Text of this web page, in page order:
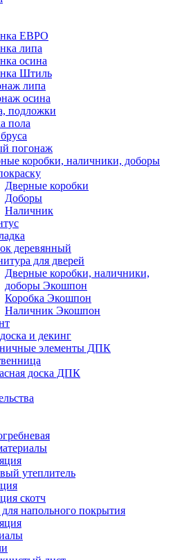
ЕВРО
липа
осина
Штиль
липа
осина
подложки
пола
погонаж
коробки, наличники, доборы
Дверные коробки
Доборы
Наличник
деревянный
для дверей
Дверные коробки, наличники,
доборы Экошпон
Коробка Экошпон
Наличник Экошпон
и декинг
элементы ДПК
доска ДПК
утеплитель
скотч
напольного покрытия